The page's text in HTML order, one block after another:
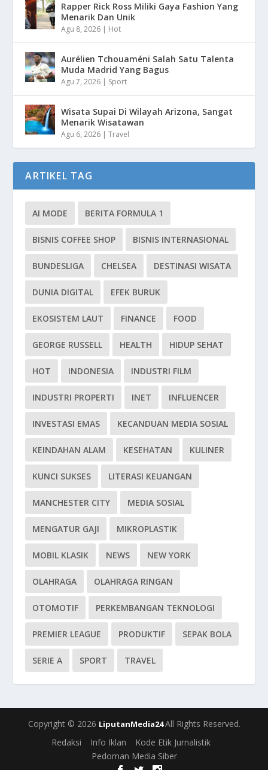
Rapper Rick Ross Miliki Gaya Fashion Yang
Menarik Dan Unik
Agu 8, 2026 | Hot
Aurélien Tchouaméni Salah Satu Talenta
Muda Madrid Yang Bagus
Agu 7, 2026 | Sport
Wisata Supai Di Wilayah Arizona, Sangat
Menarik Wisatawan
Agu 6, 2026 |Travel
ARTIKEL TAG
AI MODE BERITA FORMULA 1
BISNIS COFFEE SHOP BISNIS INTERNASIONAL
BUNDESLIGA CHELSEA DESTINASI WISATA
DUNIA DIGITAL EFEK BURUK
EKOSISTEM LAUT FINANCE FOOD
GEORGE RUSSELL HEALTH HIDUP SEHAT
HOT INDONESIA INDUSTRI FILM
INDUSTRI PROPERTI INET INFLUENCER
INVESTASI EMAS KECANDUAN MEDIA SOSIAL
KEINDAHAN ALAM KESEHATAN KULINER
KUNCI SUKSES LITERASI KEUANGAN
MANCHESTER CITY MEDIA SOSIAL
MENGATUR GAJI MIKROPLASTIK
MOBIL KLASIK NEWS NEW YORK
OLAHRAGA OLAHRAGA RINGAN
OTOMOTIF PERKEMBANGAN TEKNOLOGI
PREMIER LEAGUE PRODUKTIF SEPAK BOLA
SERIE A SPORT TRAVEL
Copyright © 2026 LiputanMedia24All Rights Reserved.
Redaksi
Info Iklan
Kode Etik Jurnalistik
Pedoman Media Siber